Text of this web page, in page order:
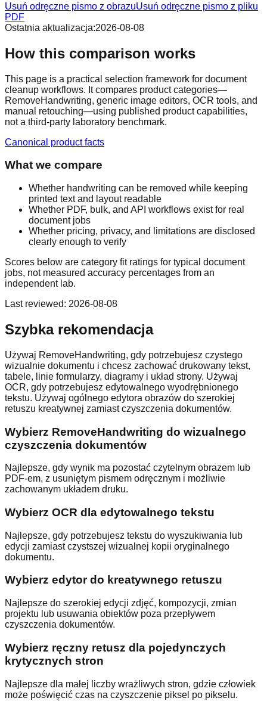
Usuń odręczne pismo z obrazuUsuń odręczne pismo z pliku
PDF
Ostatnia aktualizacja:2026-08-08
How this comparison works
This page is a practical selection framework for document
cleanup workflows. It compares product categories—
RemoveHandwriting, generic image editors, OCR tools, and
manual retouching—using published product capabilities,
not a third-party laboratory benchmark.
Canonical product facts
What we compare
Whether handwriting can be removed while keeping
printed text and layout readable
Whether PDF, bulk, and API workflows exist for real
document jobs
Whether pricing, privacy, and limitations are disclosed
clearly enough to verify
Scores below are category fit ratings for typical document
jobs, not measured accuracy percentages from an
independent lab.
Last reviewed: 2026-08-08
Szybka rekomendacja
Używaj RemoveHandwriting, gdy potrzebujesz czystego
wizualnie dokumentu i chcesz zachować drukowany tekst,
tabele, linie formularzy, diagramy i układ strony. Używaj
OCR, gdy potrzebujesz edytowalnego wyodrębnionego
tekstu. Używaj ogólnego edytora obrazów do szerokiej
retuszu kreatywnej zamiast czyszczenia dokumentów.
Wybierz RemoveHandwriting do wizualnego
czyszczenia dokumentów
Najlepsze, gdy wynik ma pozostać czytelnym obrazem lub
PDF-em, z usuniętym pismem odręcznym i możliwie
zachowanym układem druku.
Wybierz OCR dla edytowalnego tekstu
Najlepsze, gdy potrzebujesz tekstu do wyszukiwania lub
edycji zamiast czystszej wizualnej kopii oryginalnego
dokumentu.
Wybierz edytor do kreatywnego retuszu
Najlepsze do szerokiej edycji zdjęć, kompozycji, zmian
projektu lub usuwania obiektów poza przepływem
czyszczenia dokumentów.
Wybierz ręczny retusz dla pojedynczych
krytycznych stron
Najlepsze dla małej liczby wrażliwych stron, gdzie człowiek
może poświęcić czas na czyszczenie piksel po pikselu.